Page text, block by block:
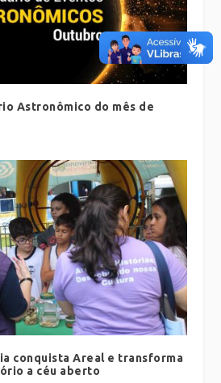
Astronômico do mês de
conquista Areal e transforma
a céu aberto